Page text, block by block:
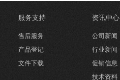
服务支持
售后服务
产品登记
文件下载
资讯中心
公司新闻
行业新闻
促销信息
技术资料